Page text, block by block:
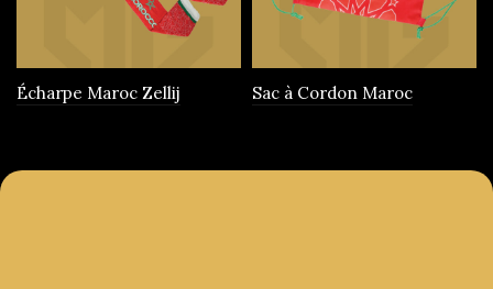
Écharpe Maroc Zellij Sac à Cordon Maroc